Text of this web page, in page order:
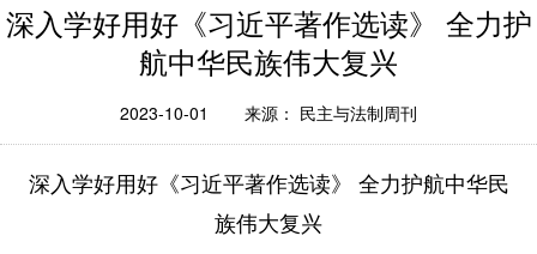
初心使命
公署简介 署长寄语
法治典范
护航伟业 法政论丛 法治进行时
法律数据库
国安案例 环球视角
深入学好用好《习近平著作选读》 全力护
航中华民族伟大复兴
2023-10-01 来源： 民主与法制周刊
深入学好用好《习近平著作选读》 全力护航中华民
族伟大复兴